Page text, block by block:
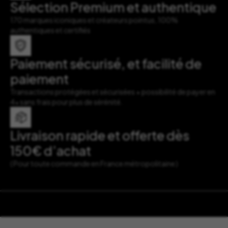
Sélection Premium et authentique
170 marques iconiques et créateurs pointus, 100%
authentiques et certifiés
Paiement sécurisé, et facilité de
paiement
Transactions protégées et sécurisées + possibilité de payer en
4x sans frais pour plus de sérénité.
Livraison rapide et offerte dès
150€ d’achat
( Pour toute commande en France métropolitaine )